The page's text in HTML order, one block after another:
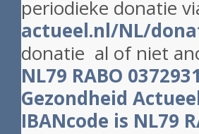
periodieke donatie
actueel.nl/NL/
donatie al of niet
NL79 RABO
Gezondheid
IBANcode is NL79